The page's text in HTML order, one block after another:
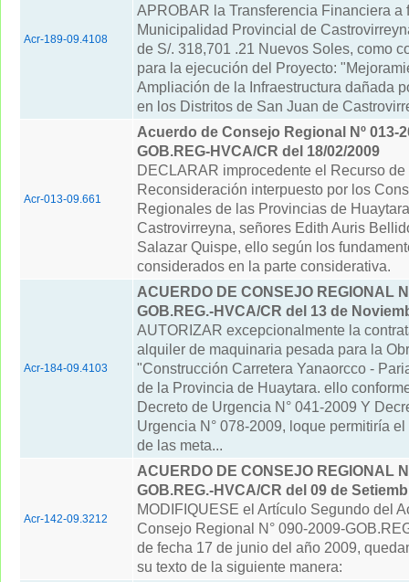
Acr-189-09.4108
APROBAR la Transferencia Financiera a
Municipalidad Provincial de
de S/. 318,701 .21 Nuevos Soles, como
para la ejecución del Proyecto:
Ampliación de la Infraestructura dañada
en los Distritos de San Juan de
Acr-013-09.661
Acuerdo de Consejo Regional Nº 013-
GOB.REG-HVCA/CR del 18/02/2009
DECLARAR improcedente el Recurso de
Reconsideración interpuesto por los
Regionales de las Provincias de
Castrovirreyna, señores Edith Auris
Salazar Quispe, ello según los
considerados en la parte considerativa.
Acr-184-09.4103
ACUERDO DE CONSEJO REGIONAL
GOB.REG.-HVCA/CR del 13 de
AUTORIZAR excepcionalmente la
alquiler de maquinaria pesada para la
"Construcción Carretera Yanaorcco -
de la Provincia de Huaytara. ello
Decreto de Urgencia N° 041-2009 Y
Urgencia N° 078-2009, loque permitiría
de las meta...
Acr-142-09.3212
ACUERDO DE CONSEJO REGIONAL
GOB.REG.-HVCA/CR del 09 de
MODIFIQUESE el Artículo Segundo del
Consejo Regional N° 090-2009-
de fecha 17 de junio del año 2009,
su texto de la siguiente manera: